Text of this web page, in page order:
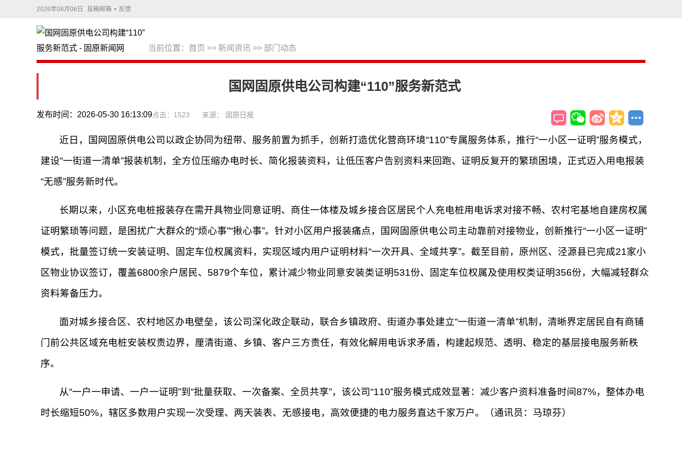
2026年08月06日 投稿邮箱 • 反馈
当前位置： 首页 >> 新闻资讯 >> 部门动态
搜索
搜索
国网固原供电公司构建“110”服务新范式
点击：1523
发布时间：2026-05-30 16:13:09 来源： 固原日报
近日，国网固原供电公司以政企协同为纽带、服务前置为抓手，创新打造优化营商环境“110”专属服务体系，推行“一小区一证明”服务模式，
建设“一街道一清单”报装机制，全方位压缩办电时长、简化报装资料，让低压客户告别资料来回跑、证明反复开的繁琐困境，正式迈入用电报装
“无感”服务新时代。
长期以来，小区充电桩报装存在需开具物业同意证明、商住一体楼及城乡接合区居民个人充电桩用电诉求对接不畅、农村宅基地自建房权属
证明繁琐等问题，是困扰广大群众的“烦心事”“揪心事”。针对小区用户报装痛点，国网固原供电公司主动靠前对接物业，创新推行“一小区一证明”
模式，批量签订统一安装证明、固定车位权属资料，实现区域内用户证明材料“一次开具、全域共享”。截至目前，原州区、泾源县已完成21家小
区物业协议签订，覆盖6800余户居民、5879个车位，累计减少物业同意安装类证明531份、固定车位权属及使用权类证明356份，大幅减轻群众
资料筹备压力。
面对城乡接合区、农村地区办电壁垒，该公司深化政企联动，联合乡镇政府、街道办事处建立“一街道一清单”机制，清晰界定居民自有商铺
门前公共区域充电桩安装权责边界，厘清街道、乡镇、客户三方责任，有效化解用电诉求矛盾，构建起规范、透明、稳定的基层接电服务新秩
序。
从“一户一申请、一户一证明”到“批量获取、一次备案、全员共享”，该公司“110”服务模式成效显著：减少客户资料准备时间87%，整体办电
时长缩短50%，辖区多数用户实现一次受理、两天装表、无感接电，高效便捷的电力服务直达千家万户。（通讯员：马琼芬）